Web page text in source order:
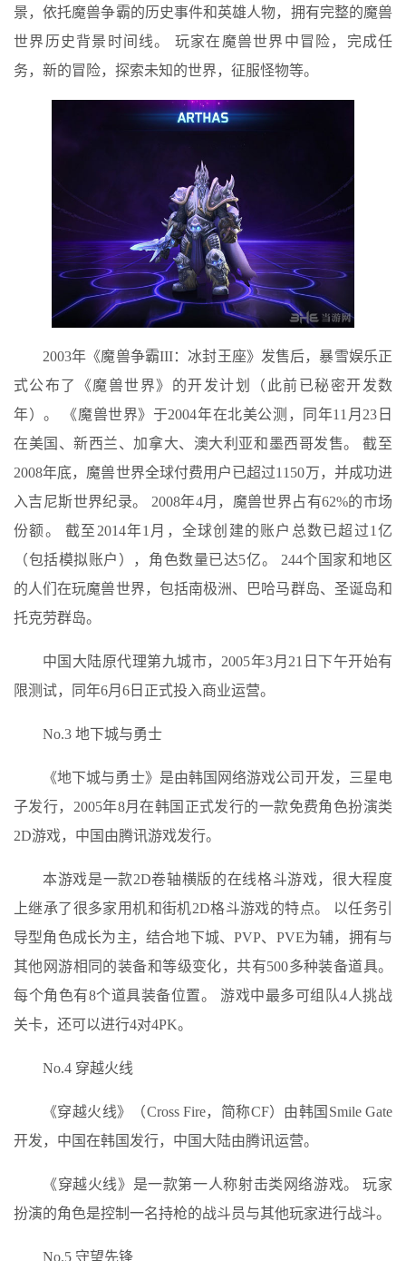
景，依托魔兽争霸的历史事件和英雄人物，拥有完整的魔兽
世界历史背景时间线。 玩家在魔兽世界中冒险，完成任
务，新的冒险，探索未知的世界，征服怪物等。
2003年《魔兽争霸III：冰封王座》发售后，暴雪娱乐正
式公布了《魔兽世界》的开发计划（此前已秘密开发数
年）。 《魔兽世界》于2004年在北美公测，同年11月23日
在美国、新西兰、加拿大、澳大利亚和墨西哥发售。 截至
2008年底，魔兽世界全球付费用户已超过1150万，并成功进
入吉尼斯世界纪录。 2008年4月，魔兽世界占有62%的市场
份额。 截至2014年1月，全球创建的账户总数已超过1亿
（包括模拟账户），角色数量已达5亿。 244个国家和地区
的人们在玩魔兽世界，包括南极洲、巴哈马群岛、圣诞岛和
托克劳群岛。
中国大陆原代理第九城市，2005年3月21日下午开始有
限测试，同年6月6日正式投入商业运营。
No.3 地下城与勇士
《地下城与勇士》是由韩国网络游戏公司开发，三星电
子发行，2005年8月在韩国正式发行的一款免费角色扮演类
2D游戏，中国由腾讯游戏发行。
本游戏是一款2D卷轴横版的在线格斗游戏，很大程度
上继承了很多家用机和街机2D格斗游戏的特点。 以任务引
导型角色成长为主，结合地下城、PVP、PVE为辅，拥有与
其他网游相同的装备和等级变化，共有500多种装备道具。
每个角色有8个道具装备位置。 游戏中最多可组队4人挑战
关卡，还可以进行4对4PK。
No.4 穿越火线
《穿越火线》（Cross Fire，简称CF）由韩国Smile Gate
开发，中国在韩国发行，中国大陆由腾讯运营。
《穿越火线》是一款第一人称射击类网络游戏。 玩家
扮演的角色是控制一名持枪的战斗员与其他玩家进行战斗。
No.5 守望先锋